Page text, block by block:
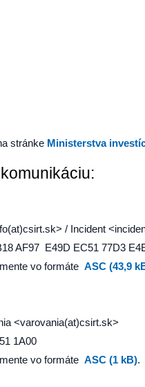
stránke Ministerstva
/ Incident
AF97 E49D EC51 77D3
vo formáte ASC (43,9
<varovania(at)csirt.sk>
1A00
vo formáte ASC (1 kB).